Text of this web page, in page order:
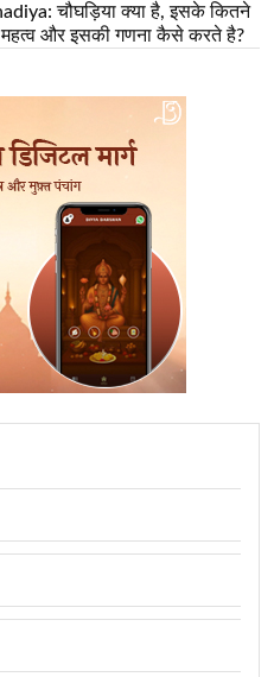
चौघड़िया क्या है, इसके कितने
महत्व और इसकी गणना कैसे करते है?